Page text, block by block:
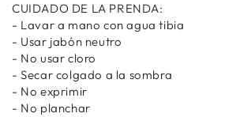
CUIDADO DE LA PRENDA:
- Lavar a mano con agua tibia
- Usar jabón neutro
- No usar cloro
- Secar colgado a la sombra
- No exprimir
- No planchar